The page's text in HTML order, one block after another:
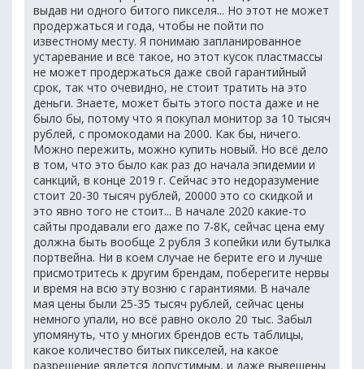
выдав ни одного битого пикселя... Но этот не может
продержаться и года, чтобы не пойти по
известному месту. Я понимаю запланированное
устаревание и всё такое, но этот кусок пластмассы
не может продержаться даже свой гарантийный
срок, так что очевидно, не стоит тратить на это
деньги. Знаете, может быть этого поста даже и не
было бы, потому что я покупал монитор за 10 тысяч
рублей, с промокодами на 2000. Как бы, ничего.
Можно пережить, можно купить новый. Но всё дело
в том, что это было как раз до начала эпидемии и
санкций, в конце 2019 г. Сейчас это недоразумение
стоит 20-30 тысяч рублей, 20000 это со скидкой и
это явно того не стоит... В начале 2020 какие-то
сайты продавали его даже по 7-8К, сейчас цена ему
должна быть вообще 2 рубля 3 копейки или бутылка
портвейна. Ни в коем случае не берите его и лучше
присмотритесь к другим брендам, поберегите нервы
и время на всю эту возню с гарантиями. В начале
мая цены были 25-35 тысяч рублей, сейчас цены
немного упали, но всё равно около 20 тыс. Забыл
упомянуть, что у многих брендов есть таблицы,
какое количество битых пикселей, на какое
разрешение явлется допустимым, и даже вывешены